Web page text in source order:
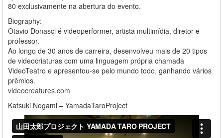
80 exclusivamente na abertura do evento.
Biography:
Otavio Donasci é videoperformer, artista multimídia, diretor e
professor.
Ao longo de 30 anos de carreira, desenvolveu mais de 20 tipos
de videocriaturas com uma linguagem própria chamada
VideoTeatro e apresentou-se pelo mundo todo, ganhando vários
prêmios.
videocreatures.com
Katsuki Nogami – YamadaTaroProject